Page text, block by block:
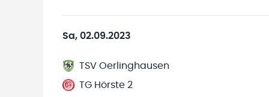
Sa, 02.09.2023
TSV Oerlinghausen
TG Hörste 2